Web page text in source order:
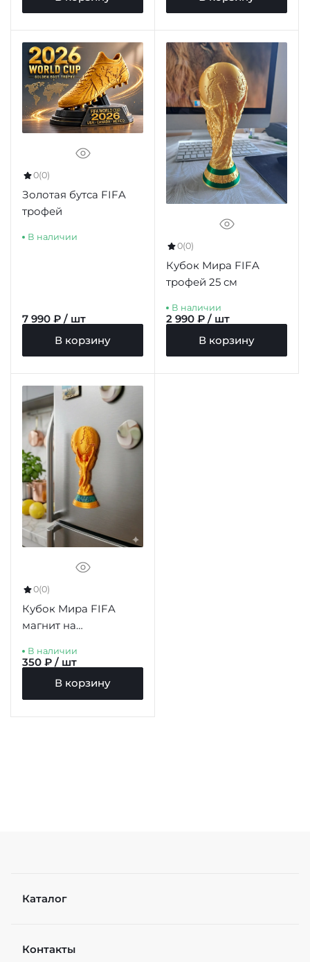
0(0)
Золотая бутса FIFA
трофей
В наличии
7 990 ₽ / шт
В корзину
0(0)
Кубок Мира FIFA
трофей 25 см
В наличии
2 990 ₽ / шт
В корзину
0(0)
Кубок Мира FIFA
магнит на
В наличии
350 ₽ / шт
В корзину
Каталог
Контакты